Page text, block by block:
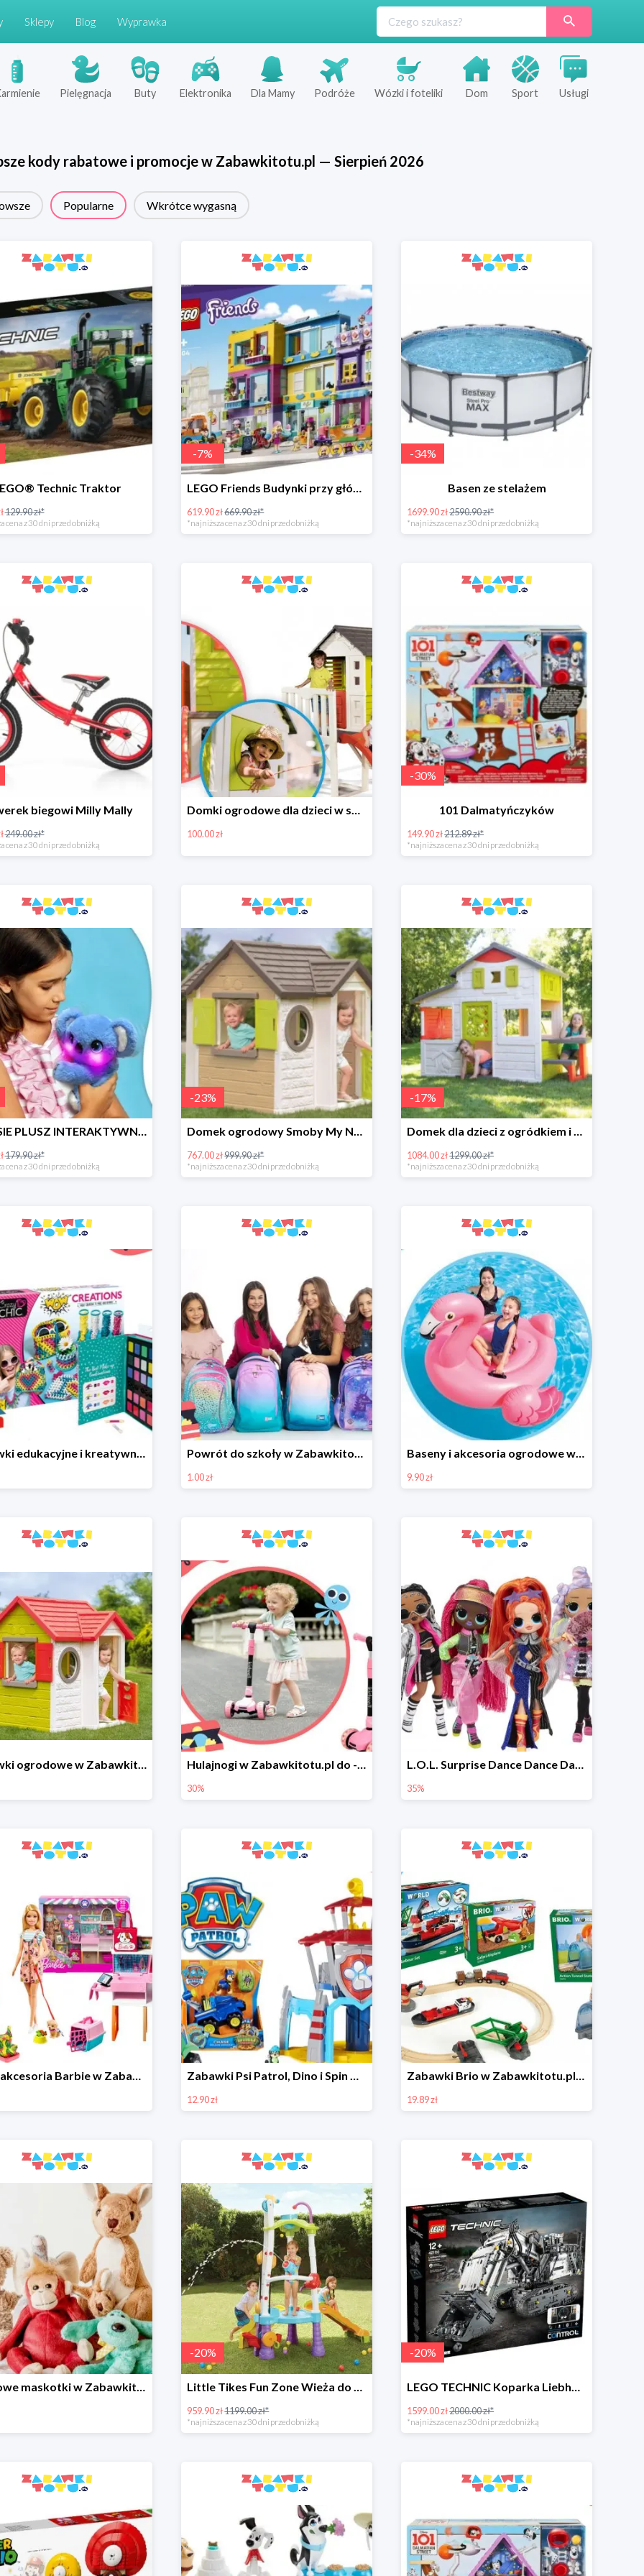
Sklepy Blog Wyprawka
Pielęgnacja Buty Elektronika Dla Mamy Podróże Wózki i foteliki Dom Sport Usługi
kody rabatowe i promocje w Zabawkitotu.pl — Sierpień 2026
Popularne Wkrótce wygasną
Technic Traktor
129.90 zł*
cena z 30 dni przed obniżką
-7%
LEGO Friends Budynki przy głównej ulicy
619.90 zł669.90 zł*
*najniższa cena z 30 dni przed obniżką
-34%
Basen ze stelażem
1699.90 zł2590.90 zł*
*najniższa cena z 30 dni przed obniżką
biegowi Milly Mally
249.00 zł*
cena z 30 dni przed obniżką
Domki ogrodowe dla dzieci w super cenach
100.00 zł
-30%
101 Dalmatyńczyków
149.90 zł212.89 zł*
*najniższa cena z 30 dni przed obniżką
MILUSIE PLUSZ INTERAKTYWNY 2 WZORY EPEE -17%
179.90 zł*
cena z 30 dni przed obniżką
-23%
Domek ogrodowy Smoby My Neo House
767.00 zł999.90 zł*
*najniższa cena z 30 dni przed obniżką
-17%
Domek dla dzieci z ogródkiem i stolikiem z siedziskami
1084.00 zł1299.00 zł*
*najniższa cena z 30 dni przed obniżką
Zabawki edukacyjne i kreatywne Clementoni od 9,98 zł Powrót do szkoły w Zabawkitotu.pl od 1 zł
1.00 zł
Baseny i akcesoria ogrodowe w Zabawkitotu.pl od 9,90 zł
9.90 zł
Zabawki ogrodowe w Zabawkitotu.pl do -20% Hulajnogi w Zabawkitotu.pl do -30%
30%
L.O.L. Surprise Dance Dance Dance w Zabawkitotu.pl do -35%
35%
Lalki i akcesoria Barbie w Zabawkitotu.pl od 15,90 zł Zabawki Psi Patrol, Dino i Spin Master w super cenach w Zabawkitotu.pl
12.90 zł
Zabawki Brio w Zabawkitotu.pl od 19,90 zł
19.89 zł
Pluszowe maskotki w Zabawkitotu.pl od 9,90 zł
-20%
Little Tikes Fun Zone Wieża do wspinania ze zjeżdżalnią w super cenie
959.90 zł1199.00 zł*
*najniższa cena z 30 dni przed obniżką
-20%
LEGO TECHNIC Koparka Liebherr w super cenie
1599.00 zł2000.00 zł*
*najniższa cena z 30 dni przed obniżką